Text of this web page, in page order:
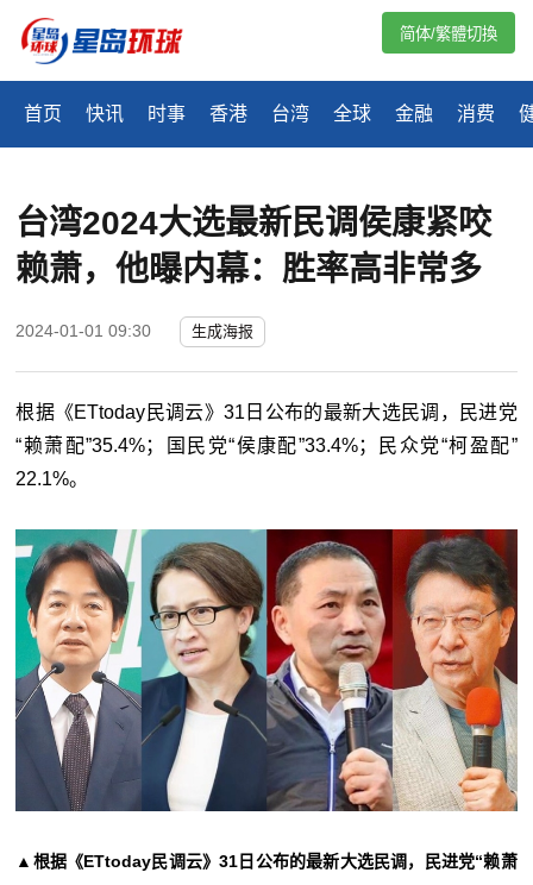
首页 快讯 时事 香港 台湾 全球 金融 消费
简体/繁體切換
台湾2024大选最新民调侯康紧咬
赖萧，他曝内幕：胜率高非常多
2024-01-01 09:30 生成海报
根据《ETtoday民调云》31日公布的最新大选民调，民进党
“赖萧配”35.4%；国民党“侯康配”33.4%；民众党“柯盈配”
22.1%。
▲根据《ETtoday民调云》31日公布的最新大选民调，民进党“赖萧